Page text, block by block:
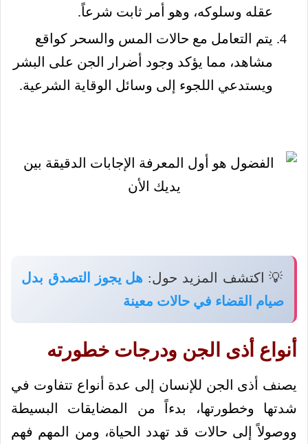
عقله وسلوكه، وهو أمر ثابت شرعاً.
يتم التعامل مع حالات المس والسحر كواقع
مشاهد، مما يؤكد وجود أضرار الجن على البشر
ويستدعي اللجوء إلى وسائل الوقاية الشرعية.
💡 اكتشف المزيد حول: هل يجوز التصدق بدل
صيام القضاء في حالات معينة
أنواع أذى الجن ودرجات خطورته
يصنف أذى الجن للإنسان إلى عدة أنواع تتفاوت في
شدتها وخطورتها، بدءاً من المضايقات البسيطة
ووصولاً إلى حالات قد تهدد الحياة، ومن المهم فهم